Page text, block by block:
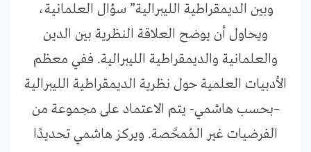
وبين الديمقراطية الليبرالية” سؤال العلمانية،
ويحاول أن يوضح العلاقة النظرية بين الدين
والعلمانية والديمقراطية الليبرالية. ففي معظم
الأدبيات العلمية حول نظرية الديمقراطية الليبرالية
–بحسب هاشمي- يتم الاعتماد على مجموعة من
الفرضيات غير الـمُمحَّصة. ويركز هاشمي تحديدًا